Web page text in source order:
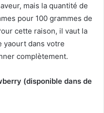
mais la quantité de
pour 100 grammes de
cette raison, il vaut la
yaourt dans votre
complètement.
(disponible dans de